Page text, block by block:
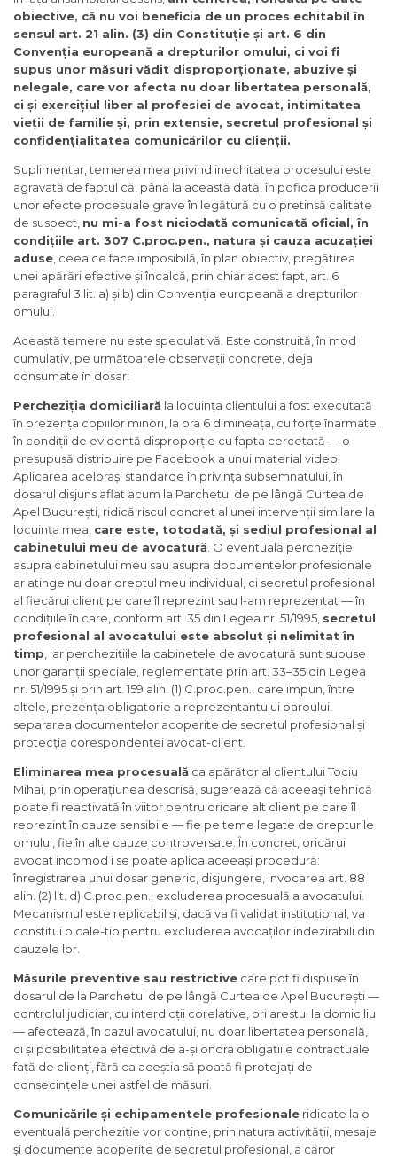
obiective, că nu voi beneficia de un proces echitabil în
sensul art. 21 alin. (3) din Constituție și art. 6 din
Convenția europeană a drepturilor omului, ci voi fi
supus unor măsuri vădit disproporționate, abuzive și
nelegale, care vor afecta nu doar libertatea personală,
ci și exercițiul liber al profesiei de avocat, intimitatea
vieții de familie și, prin extensie, secretul profesional și
confidențialitatea comunicărilor cu clienții.
Suplimentar, temerea mea privind inechitatea procesului este
agravată de faptul că, până la această dată, în pofida producerii
unor efecte procesuale grave în legătură cu o pretinsă calitate
de suspect, nu mi-a fost niciodată comunicată oficial, în
condițiile art. 307 C.proc.pen., natura și cauza acuzației
aduse , ceea ce face imposibilă, în plan obiectiv, pregătirea
unei apărări efective și încalcă, prin chiar acest fapt, art. 6
paragraful 3 lit. a) și b) din Convenția europeană a drepturilor
omului.
Această temere nu este speculativă. Este construită, în mod
cumulativ, pe următoarele observații concrete, deja
consumate în dosar:
Percheziția domiciliară la locuința clientului a fost executată
în prezența copiilor minori, la ora 6 dimineața, cu forțe înarmate,
în condiții de evidentă disproporție cu fapta cercetată — o
presupusă distribuire pe Facebook a unui material video.
Aplicarea acelorași standarde în privința subsemnatului, în
dosarul disjuns aflat acum la Parchetul de pe lângă Curtea de
Apel București, ridică riscul concret al unei intervenții similare la
locuința mea, care este, totodată, și sediul profesional al
cabinetului meu de avocatură . O eventuală percheziție
asupra cabinetului meu sau asupra documentelor profesionale
ar atinge nu doar dreptul meu individual, ci secretul profesional
al fiecărui client pe care îl reprezint sau l-am reprezentat — în
condițiile în care, conform art. 35 din Legea nr. 51/1995, secretul
profesional al avocatului este absolut și nelimitat în
timp , iar perchezițiile la cabinetele de avocatură sunt supuse
unor garanții speciale, reglementate prin art. 33–35 din Legea
nr. 51/1995 și prin art. 159 alin. (1) C.proc.pen., care impun, între
altele, prezența obligatorie a reprezentantului baroului,
separarea documentelor acoperite de secretul profesional și
protecția corespondenței avocat-client.
Eliminarea mea procesuală ca apărător al clientului Tociu
Mihai, prin operațiunea descrisă, sugerează că aceeași tehnică
poate fi reactivată în viitor pentru oricare alt client pe care îl
reprezint în cauze sensibile — fie pe teme legate de drepturile
omului, fie în alte cauze controversate. În concret, oricărui
avocat incomod i se poate aplica aceeași procedură:
înregistrarea unui dosar generic, disjungere, invocarea art. 88
alin. (2) lit. d) C.proc.pen., excluderea procesuală a avocatului.
Mecanismul este replicabil și, dacă va fi validat instituțional, va
constitui o cale-tip pentru excluderea avocaților indezirabili din
cauzele lor.
Măsurile preventive sau restrictive care pot fi dispuse în
dosarul de la Parchetul de pe lângă Curtea de Apel București —
controlul judiciar, cu interdicții corelative, ori arestul la domiciliu
— afectează, în cazul avocatului, nu doar libertatea personală,
ci și posibilitatea efectivă de a-și onora obligațiile contractuale
față de clienți, fără ca aceștia să poată fi protejați de
consecințele unei astfel de măsuri.
Comunicările și echipamentele profesionale ridicate la o
eventuală percheziție vor conține, prin natura activității, mesaje
și documente acoperite de secretul profesional, a căror